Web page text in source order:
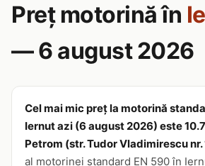
Preț motorină în
— 6 august 2026
Cel mai mic preț la motorină
Iernut azi (6 august 2026) este
Petrom (str. Tudor Vladimirescu nr.
al motorinei standard EN 590 în